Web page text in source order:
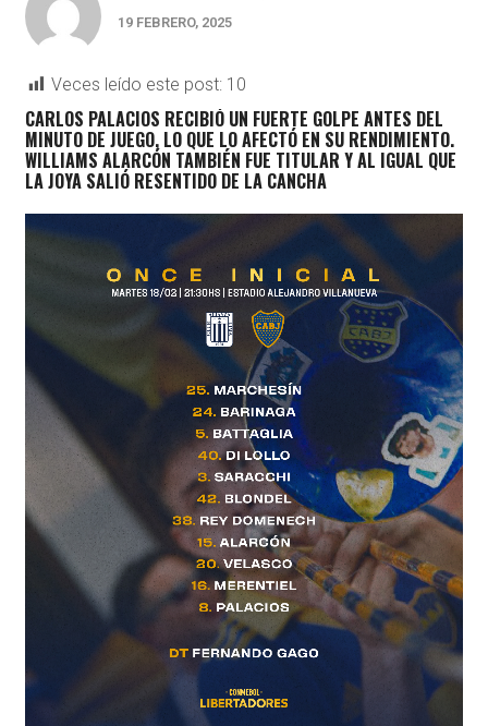
19 FEBRERO, 2025
Veces leído este post: 10
CARLOS PALACIOS RECIBIÓ UN FUERTE GOLPE ANTES DEL
MINUTO DE JUEGO, LO QUE LO AFECTÓ EN SU RENDIMIENTO.
WILLIAMS ALARCÓN TAMBIÉN FUE TITULAR Y AL IGUAL QUE
LA JOYA SALIÓ RESENTIDO DE LA CANCHA